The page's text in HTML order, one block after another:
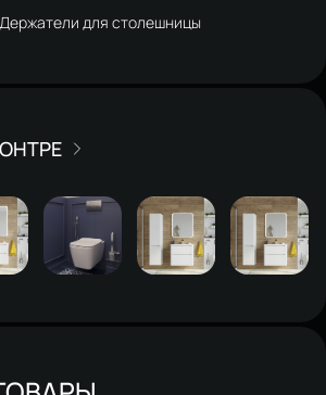
Держатели для столешницы